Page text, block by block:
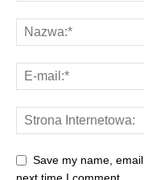
Save my name,